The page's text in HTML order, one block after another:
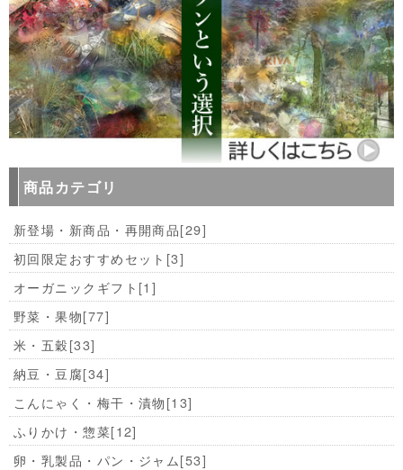
商品カテゴリ
新登場・新商品・再開商品[29]
初回限定おすすめセット [3]
オーガニックギフト [1]
野菜・果物[77]
米・五穀[33]
納豆・豆腐[34]
こんにゃく・梅干・漬物[13]
ふりかけ・惣菜[12]
卵・乳製品・パン・ジャム[53]